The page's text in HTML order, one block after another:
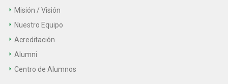
Misión / Visión
Nuestro Equipo
Acreditación
Alumni
Centro de Alumnos